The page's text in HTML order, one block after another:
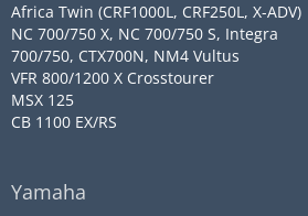
Africa Twin (CRF1000L, CRF250L, X-ADV)
NC 700/750 X, NC 700/750 S, Integra
700/750, CTX700N, NM4 Vultus
VFR 800/1200 X Crosstourer
MSX 125
CB 1100 EX/RS
Yamaha